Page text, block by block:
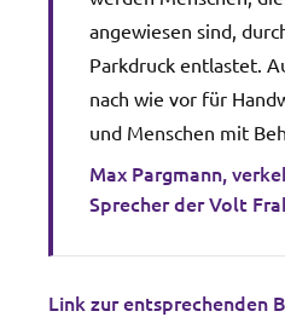
angewiesen sind,
Parkdruck entlastet.
nach wie vor für
und Menschen mit
Max Pargmann,
Sprecher der Volt
Link zur entsprechenden